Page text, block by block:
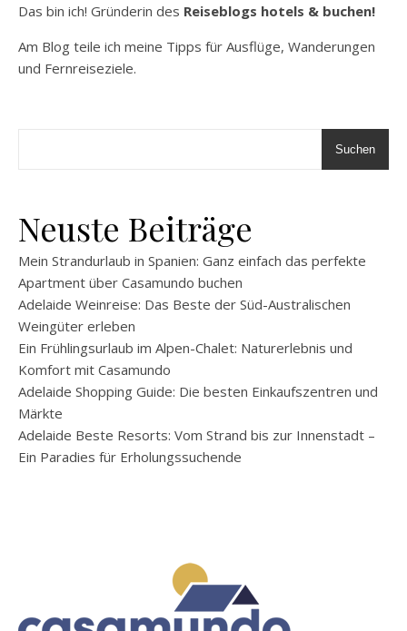
Das bin ich! Gründerin des Reiseblogs hotels & buchen!
Am Blog teile ich meine Tipps für Ausflüge, Wanderungen
und Fernreiseziele.
Suchen
Neuste Beiträge
Mein Strandurlaub in Spanien: Ganz einfach das perfekte
Apartment über Casamundo buchen
Adelaide Weinreise: Das Beste der Süd-Australischen
Weingüter erleben
Ein Frühlingsurlaub im Alpen-Chalet: Naturerlebnis und
Komfort mit Casamundo
Adelaide Shopping Guide: Die besten Einkaufszentren und
Märkte
Adelaide Beste Resorts: Vom Strand bis zur Innenstadt –
Ein Paradies für Erholungssuchende